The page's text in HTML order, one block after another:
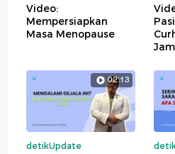
Video:
Mempersiapkan
Masa Menopause
02:13
detikUpdate